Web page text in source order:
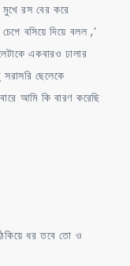
মুখে রস বের করে
বসিয়ে দিয়ে বলল ,’
একবারও ঢালার
ছেলেকে
আমি কি বারণ করেছি
ধর তবে তো ও